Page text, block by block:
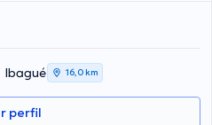
médicas. Jaime Rengifo Agudelo
con la meta de tener una
de especialización y ha
Español es el idioma principal que
Ibagué 16,0 km
perfil